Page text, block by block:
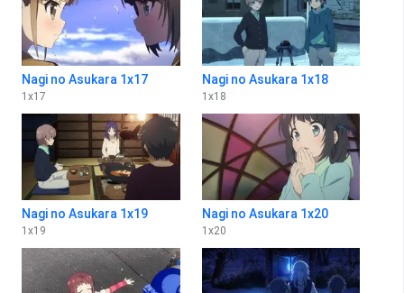
Nagi no Asukara 1x17
1 x17
Nagi no Asukara 1x18
1 x18
Nagi no Asukara 1x19
1 x19
Nagi no Asukara 1x20
1 x20